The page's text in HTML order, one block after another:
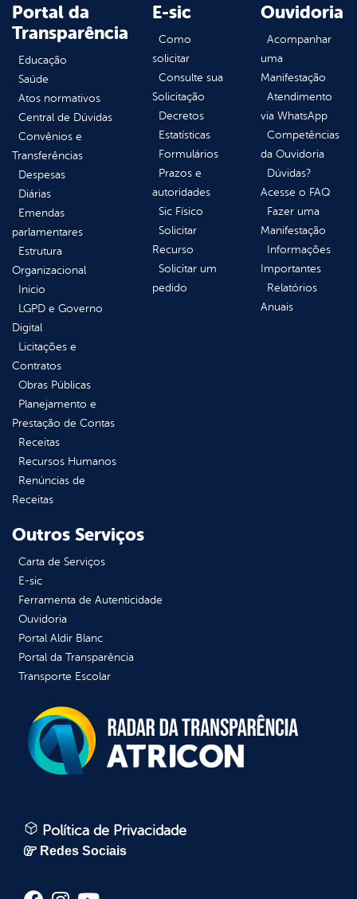
Portal da
Transparência
Educação
Saúde
Atos normativos
Central de Dúvidas
Convênios e
Transferências
Despesas
Diárias
Emendas
parlamentares
Estrutura
Organizacional
Inicio
LGPD e Governo
Digital
Licitações e
Contratos
Obras Públicas
Planejamento e
Prestação de Contas
Receitas
Recursos Humanos
Renúncias de
Receitas
E-sic
Como
solicitar
Consulte sua
Solicitação
Decretos
Estatísticas
Formulários
Prazos e
autoridades
Sic Físico
Solicitar
Recurso
Solicitar um
pedido
Ouvidoria
Acompanhar
uma
Manifestação
Atendimento
via WhatsApp
Competências
da Ouvidoria
Dúvidas?
Acesse o FAQ
Fazer uma
Manifestação
Informações
Importantes
Relatórios
Anuais
Outros Serviços
Carta de Serviços
E-sic
Ferramenta de Autenticidade
Ouvidoria
Portal Aldir Blanc
Portal da Transparência
Transporte Escolar
Política de Privacidade
Redes Sociais